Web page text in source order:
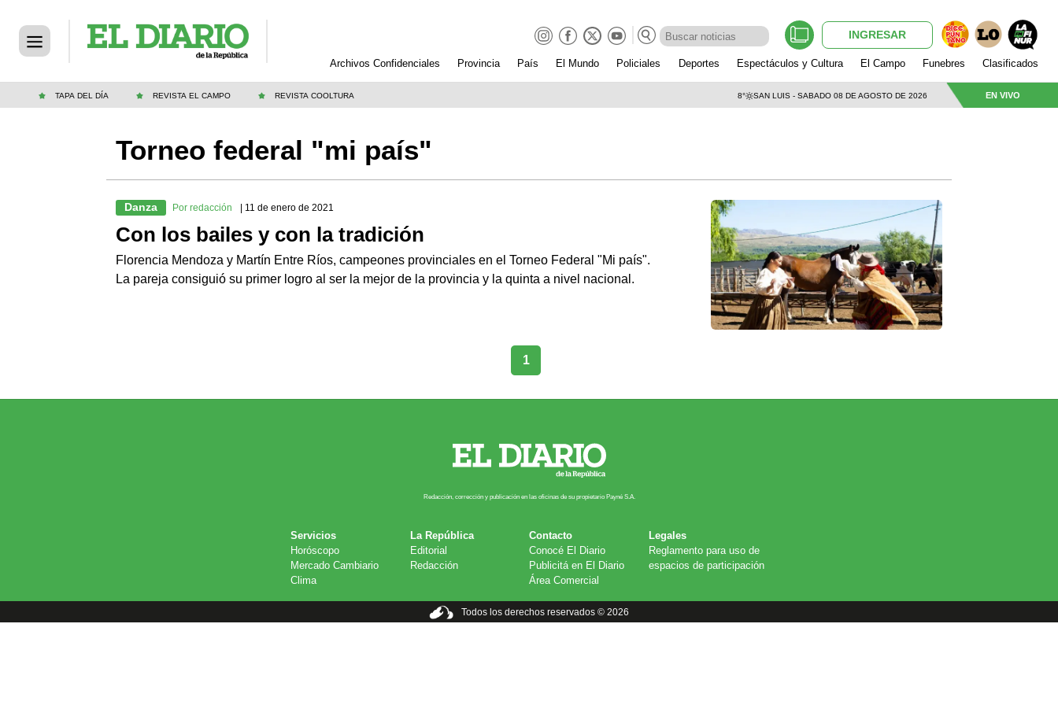
INGRESAR
Archivos Confidenciales Provincia País El Mundo Policiales Deportes Espectáculos y Cultura El Campo Funebres Clasificados
TAPA DEL DÍA REVISTA EL CAMPO REVISTA COOLTURA 8° SAN LUIS - SABADO 08 DE AGOSTO DE 2026 EN VIVO
Torneo federal "mi país"
Danza Por redacción | 11 de enero de 2021
Con los bailes y con la tradición
Florencia Mendoza y Martín Entre Ríos, campeones provinciales en el Torneo Federal "Mi país".
La pareja consiguió su primer logro al ser la mejor de la provincia y la quinta a nivel nacional.
1
Redacción, corrección y publicación en las oficinas de su propietario Payn​é S.A.
Servicios
Horóscopo
Mercado Cambiario
Clima
La República
Editorial
Redacción
Contacto
Conocé El Diario
Publicitá en El Diario
Área Comercial
Legales
Reglamento para uso de
espacios de participación
Todos los derechos reservados © 2026